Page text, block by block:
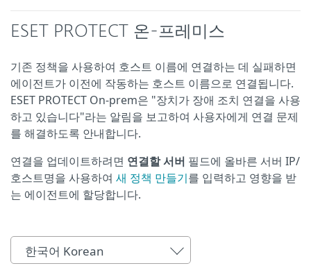
ESET PROTECT 온-프레미스
기존 정책을 사용하여 호스트 이름에 연결하는 데 실패하면
에이전트가 이전에 작동하는 호스트 이름으로 연결됩니다.
ESET PROTECT On-prem은 "장치가 장애 조치 연결을 사용
하고 있습니다"라는 알림을 보고하여 사용자에게 연결 문제
를 해결하도록 안내합니다.
연결을 업데이트하려면 연결할 서버 필드에 올바른 서버 IP/
호스트명을 사용하여 새 정책 만들기를 입력하고 영향을 받
는 에이전트에 할당합니다.
한국어 Korean